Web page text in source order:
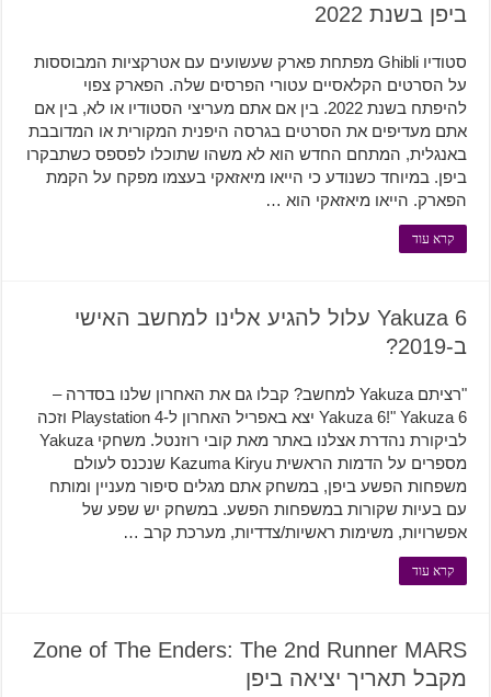
ביפן בשנת 2022
סטודיו Ghibli מפתחת פארק שעשועים עם אטרקציות המבוססות
על הסרטים הקלאסיים עטורי הפרסים שלה. הפארק צפוי
להיפתח בשנת 2022. בין אם אתם מעריצי הסטודיו או לא, בין אם
אתם מעדיפים את הסרטים בגרסה היפנית המקורית או המדובבת
באנגלית, המתחם החדש הוא לא משהו שתוכלו לפספס כשתבקרו
ביפן. במיוחד כשנודע כי הייאו מיאזאקי בעצמו מפקח על הקמת
הפארק. הייאו מיאזאקי הוא …
קרא עוד
Yakuza 6 עלול להגיע אלינו למחשב האישי
ב-2019?
"רציתם Yakuza למחשב? קבלו גם את האחרון שלנו בסדרה –
Yakuza 6!" Yakuza 6 יצא באפריל האחרון ל-Playstation 4 וזכה
לביקורת נהדרת אצלנו באתר מאת קובי רוזנטל. משחקי Yakuza
מספרים על הדמות הראשית Kazuma Kiryu שנכנס לעולם
משפחות הפשע ביפן, במשחק אתם מגלים סיפור מעניין ומותח
עם בעיות שקורות במשפחות הפשע. במשחק יש שפע של
אפשרויות, משימות ראשיות/צדדיות, מערכת קרב …
קרא עוד
Zone of The Enders: The 2nd Runner MARS
מקבל תאריך יציאה ביפן